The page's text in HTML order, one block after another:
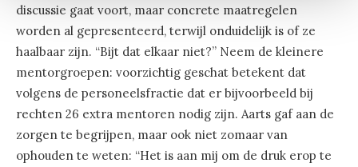
discussie gaat voort, maar concrete maatregelen
worden al gepresenteerd, terwijl onduidelijk is of ze
haalbaar zijn. “Bijt dat elkaar niet?” Neem de kleinere
mentorgroepen: voorzichtig geschat betekent dat
volgens de personeelsfractie dat er bijvoorbeeld bij
rechten 26 extra mentoren nodig zijn. Aarts gaf aan de
zorgen te begrijpen, maar ook niet zomaar van
ophouden te weten: “Het is aan mij om de druk erop te